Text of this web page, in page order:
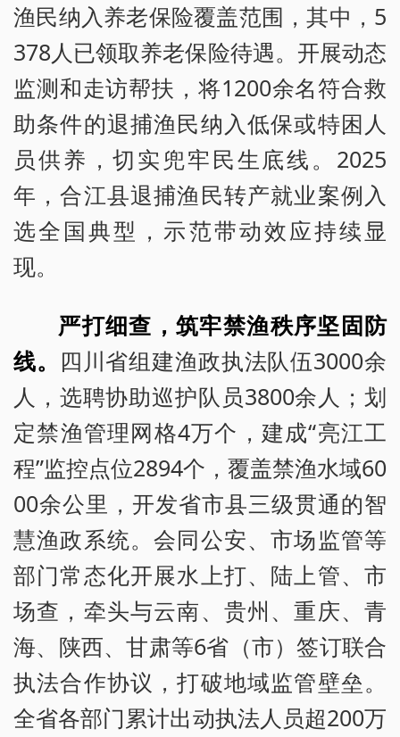
渔民纳入养老保险覆盖范围，其中，5
378人已领取养老保险待遇。开展动态
监测和走访帮扶，将1200余名符合救
助条件的退捕渔民纳入低保或特困人
员供养，切实兜牢民生底线。2025
年，合江县退捕渔民转产就业案例入
选全国典型，示范带动效应持续显
现。
严打细查，筑牢禁渔秩序坚固防
线。 四川省组建渔政执法队伍3000余
人，选聘协助巡护队员3800余人；划
定禁渔管理网格4万个，建成“亮江工
程”监控点位2894个，覆盖禁渔水域60
00余公里，开发省市县三级贯通的智
慧渔政系统。会同公安、市场监管等
部门常态化开展水上打、陆上管、市
场查，牵头与云南、贵州、重庆、青
海、陕西、甘肃等6省（市）签订联合
执法合作协议，打破地域监管壁垒。
全省各部门累计出动执法人员超200万